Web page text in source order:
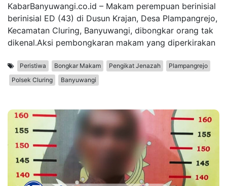
KabarBanyuwangi.co.id – Makam perempuan berinisial
berinisial ED (43) di Dusun Krajan, Desa Plampangrejo,
Kecamatan Cluring, Banyuwangi, dibongkar orang tak
dikenal.Aksi pembongkaran makam yang diperkirakan
Peristiwa Bongkar Makam Pengikat Jenazah
Plampangrejo
Polsek Cluring
Banyuwangi